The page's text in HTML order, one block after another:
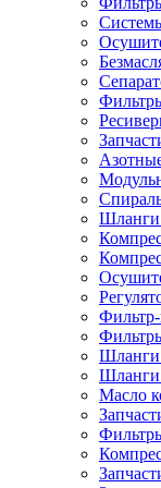
Шланги
Шланги
Масло